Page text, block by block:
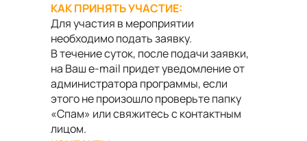
КАК ПРИНЯТЬ УЧАСТИЕ:
Для участия в мероприятии
необходимо подать заявку.
В течение суток, после подачи заявки,
на Ваш e-mail придет уведомление от
администратора программы, если
этого не произошло проверьте папку
«Спам» или свяжитесь с контактным
лицом.